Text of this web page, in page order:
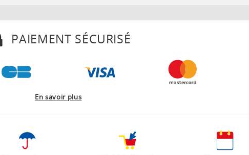
PAIEMENT SÉCURISÉ
En savoir plus